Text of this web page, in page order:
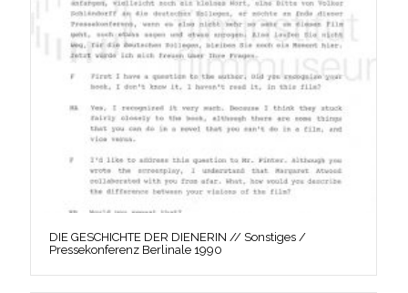
DIE GESCHICHTE DER DIENERIN // Sonstiges /
Pressekonferenz Berlinale 1990